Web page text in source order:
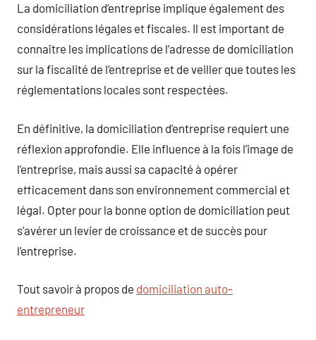
La domiciliation d’entreprise implique également des
considérations légales et fiscales. Il est important de
connaître les implications de l’adresse de domiciliation
sur la fiscalité de l’entreprise et de veiller que toutes les
réglementations locales sont respectées.
En définitive, la domiciliation d’entreprise requiert une
réflexion approfondie. Elle influence à la fois l’image de
l’entreprise, mais aussi sa capacité à opérer
efficacement dans son environnement commercial et
légal. Opter pour la bonne option de domiciliation peut
s’avérer un levier de croissance et de succès pour
l’entreprise.
Tout savoir à propos de domiciliation auto-
entrepreneur